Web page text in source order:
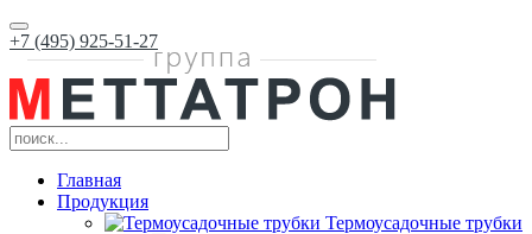
+7 (495) 925-51-27
Главная
Продукция
Термоусадочные трубки